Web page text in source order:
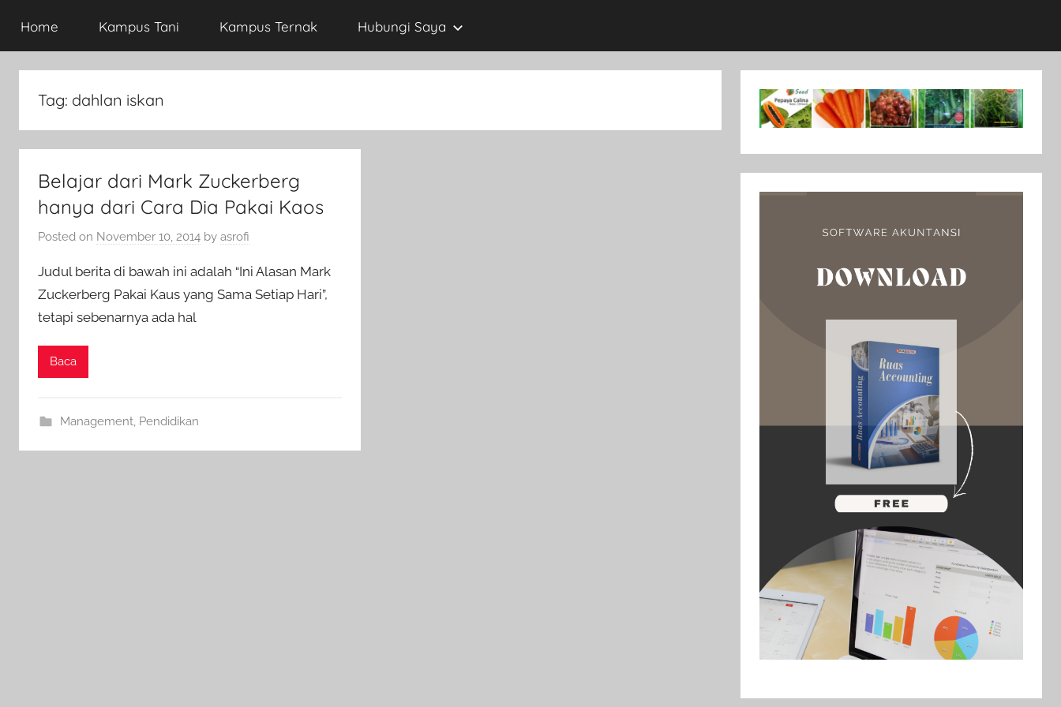
Home Kampus Tani Kampus Ternak Hubungi Saya
Tag: dahlan iskan
Belajar dari Mark Zuckerberg
hanya dari Cara Dia Pakai Kaos
Posted on November 10, 2014 by asrofi
Judul berita di bawah ini adalah “Ini Alasan Mark
Zuckerberg Pakai Kaus yang Sama Setiap Hari”,
tetapi sebenarnya ada hal
Baca
Management, Pendidikan